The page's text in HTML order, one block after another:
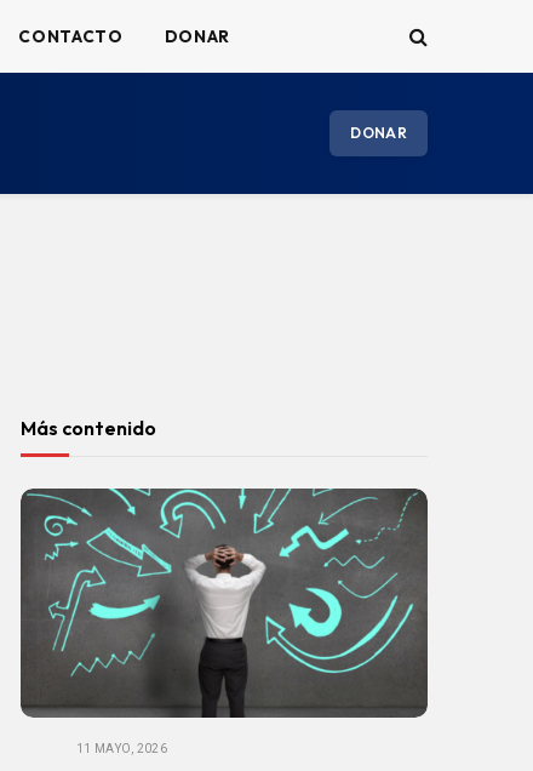
CONTACTO DONAR
DONAR
Más contenido
11 MAYO, 2026